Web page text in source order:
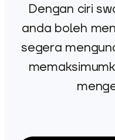
Dengan ciri
anda boleh
segera